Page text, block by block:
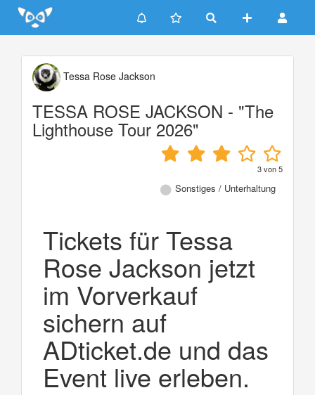
Update cookies preferences
Tessa Rose Jackson
TESSA ROSE JACKSON - "The
Lighthouse Tour 2026"
3von5
Sonstiges / Unterhaltung
Tickets für Tessa
Rose Jackson jetzt
im Vorverkauf
sichern auf
ADticket.de und das
Event live erleben.